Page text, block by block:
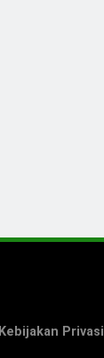
Kebijakan Privasi